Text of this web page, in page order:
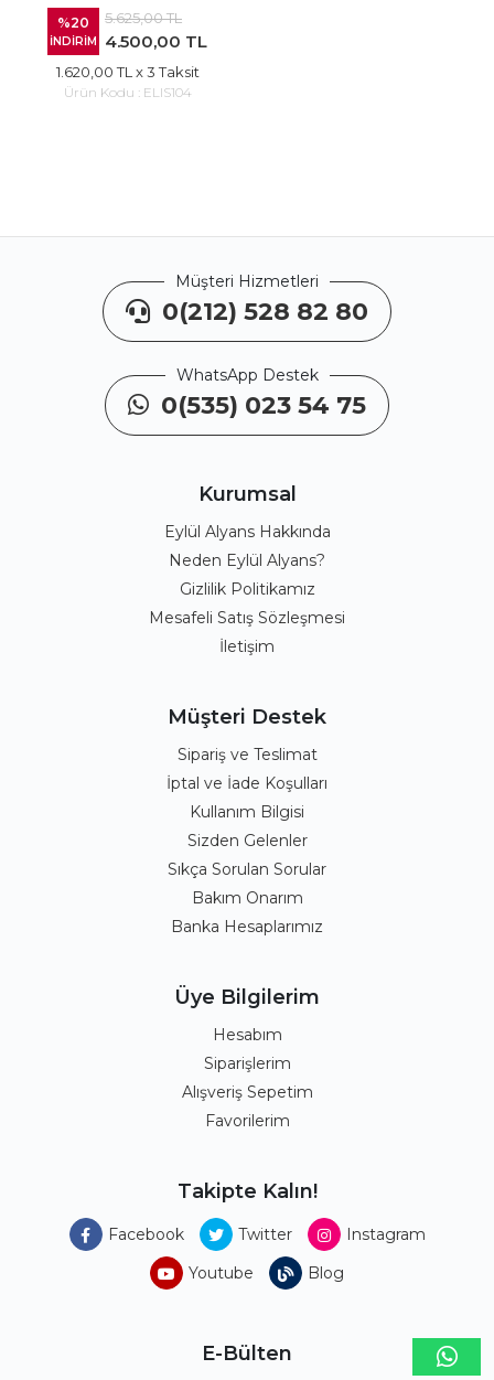
%20
İNDİRİM
5.625,00 TL
4.500,00 TL
1.620,00 TL x 3 Taksit
Ürün Kodu : ELIS104
Müşteri Hizmetleri
0(212) 528 82 80
WhatsApp Destek
0(535) 023 54 75
Kurumsal
Eylül Alyans Hakkında
Neden Eylül Alyans?
Gizlilik Politikamız
Mesafeli Satış Sözleşmesi
İletişim
Müşteri Destek
Sipariş ve Teslimat
İptal ve İade Koşulları
Kullanım Bilgisi
Sizden Gelenler
Sıkça Sorulan Sorular
Bakım Onarım
Banka Hesaplarımız
Üye Bilgilerim
Hesabım
Siparişlerim
Alışveriş Sepetim
Favorilerim
Takipte Kalın!
Facebook Twitter
Instagram
Youtube
Blog
E-Bülten